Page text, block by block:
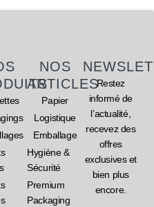
NOS
ARTICLES
Papier
Logistique
Emballage
Hygiène &
Sécurité
Premium
Packaging
Restez
informé de
l’actualité,
recevez des
offres
exclusives et
bien plus
encore.